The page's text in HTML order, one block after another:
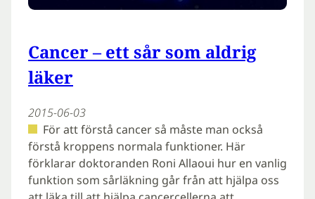
Cancer – ett sår som aldrig
läker
2015-06-03
För att förstå cancer så måste man också
förstå kroppens normala funktioner. Här
förklarar doktoranden Roni Allaoui hur en vanlig
funktion som sårläkning går från att hjälpa oss